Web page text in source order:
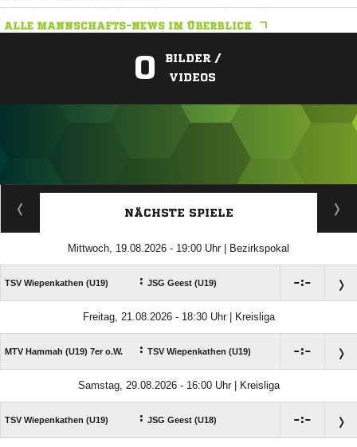
ALLE MANNSCHAFTS-NEWS IM ÜBERBLICK
0
BILDER /
VIDEOS
ANZEIGE
NÄCHSTE SPIELE
Mittwoch, 19.08.2026 - 19:00 Uhr | Bezirkspokal
TSV Wiepenkathen (U19) : JSG Geest (U19) :
Freitag, 21.08.2026 - 18:30 Uhr | Kreisliga
MTV Hammah (U19) 7er o.W. : TSV Wiepenkathen (U19) :
Samstag, 29.08.2026 - 16:00 Uhr | Kreisliga
TSV Wiepenkathen (U19) : JSG Geest (U18) :